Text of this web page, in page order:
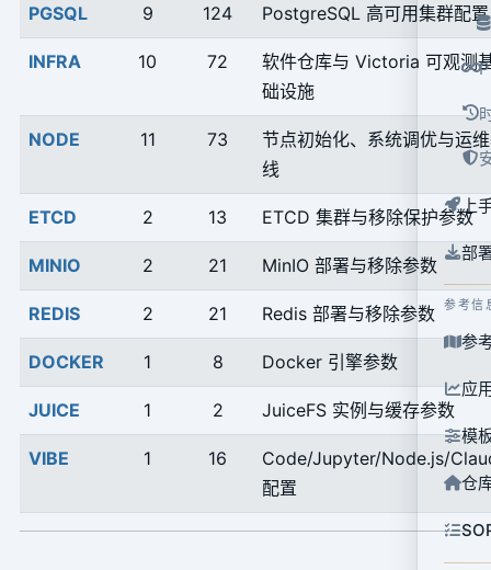
上
部
参考信
参
应
模
仓
PGSQL 9 124 PostgreSQL 高可用集群配置
INFRA 10 72
软件仓库与 Victoria 可观测
础设施
NODE 11 73
节点初始化、系统调优与运
线
ETCD 2 13 ETCD 集群与移除保护参数
MINIO 2 21 MinIO 部署与移除参数
REDIS 2 21 Redis 部署与移除参数
DOCKER 1 8 Docker 引擎参数
JUICE 1 2 JuiceFS 实例与缓存参数
VIBE 1 16
Code/Jupyter/Node.js/
配置